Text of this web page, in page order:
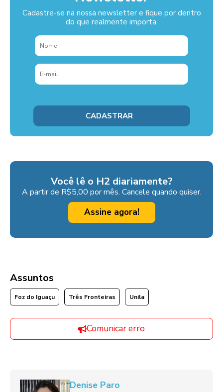
Cadastre-se na nossa newsletter e fique por dentro
do que realmente importa.
Você lê o H2 diariamente?
A partir de R$5,00 por mês. Cancele quando quiser.
Assine agora!
Assuntos
Foz do Iguaçu Três Fronteiras Unila
Comunicar erro
Denise Paro